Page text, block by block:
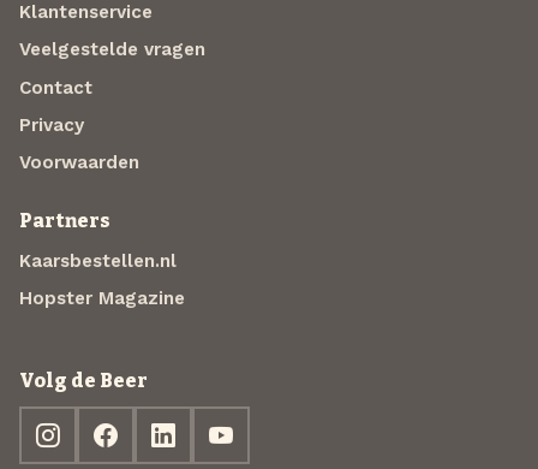
Klantenservice
Veelgestelde vragen
Contact
Privacy
Voorwaarden
Partners
Kaarsbestellen.nl
Hopster Magazine
Volg de Beer